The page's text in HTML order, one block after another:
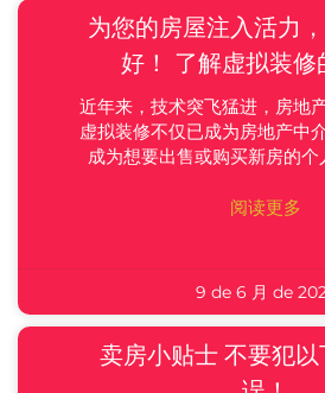
为您的房屋注入活力
好！ 了解虚拟装修
近年来，技术突飞猛进，房地
虚拟装修不仅已成为房地产中
成为想要出售或购买新房的个
阅读更多
9 de 6 月 de
卖房小贴士 不要犯